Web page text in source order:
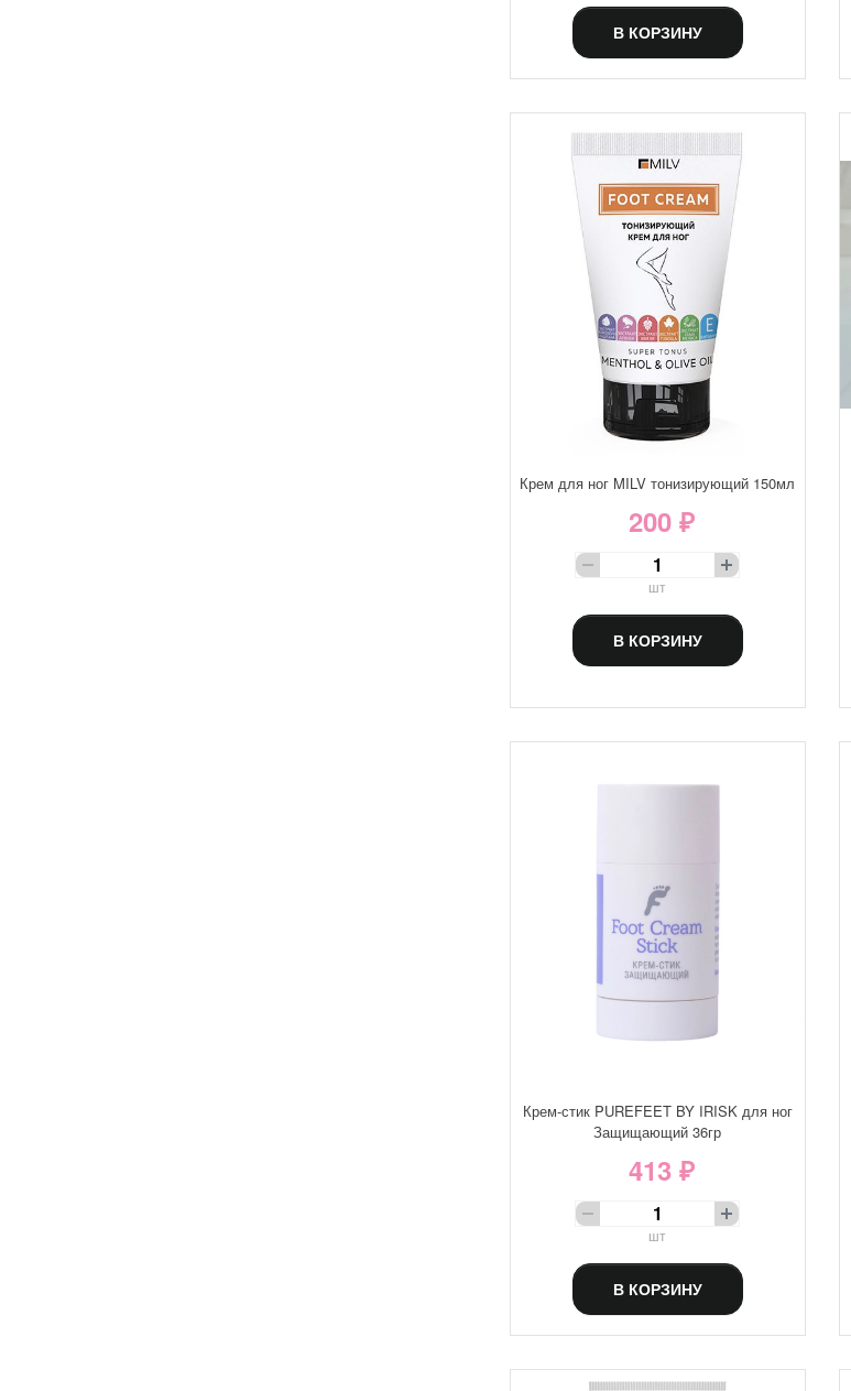
В КОРЗИНУ
Крем для ног MILV тонизирующий 150мл
200 ₽
шт
В КОРЗИНУ
Крем-стик PUREFEET BY IRISK для ног
Защищающий 36гр
413 ₽
шт
В КОРЗИНУ